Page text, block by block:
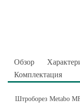
Обзор
Комплектация
Штроборез Metabo